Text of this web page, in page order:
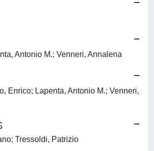
Antonio M.; Venneri, Annalena
Enrico; Lapenta, Antonio M.; Venneri,
Tressoldi, Patrizio